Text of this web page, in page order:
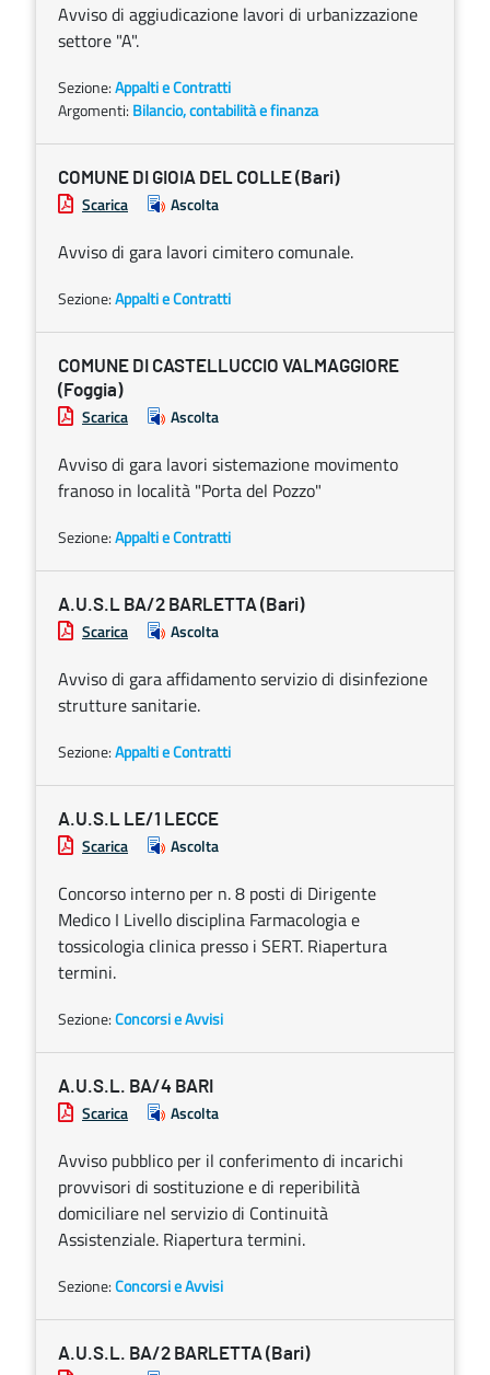
Avviso di aggiudicazione lavori di urbanizzazione
settore "A".
Sezione:Appalti e Contratti
Argomenti: Bilancio, contabilità e finanza
COMUNE DI GIOIA DEL COLLE (Bari)
Scarica Ascolta
Avviso di gara lavori cimitero comunale.
Sezione:Appalti e Contratti
COMUNE DI CASTELLUCCIO VALMAGGIORE
(Foggia)
Scarica Ascolta
Avviso di gara lavori sistemazione movimento
franoso in località "Porta del Pozzo"
Sezione:Appalti e Contratti
A.U.S.L BA/2 BARLETTA (Bari)
Scarica Ascolta
Avviso di gara affidamento servizio di disinfezione
strutture sanitarie.
Sezione:Appalti e Contratti
A.U.S.L LE/1 LECCE
Scarica Ascolta
Concorso interno per n. 8 posti di Dirigente
Medico I Livello disciplina Farmacologia e
tossicologia clinica presso i SERT. Riapertura
termini.
Sezione:Concorsi e Avvisi
A.U.S.L. BA/4 BARI
Scarica Ascolta
Avviso pubblico per il conferimento di incarichi
provvisori di sostituzione e di reperibilità
domiciliare nel servizio di Continuità
Assistenziale. Riapertura termini.
Sezione:Concorsi e Avvisi
A.U.S.L. BA/2 BARLETTA (Bari)